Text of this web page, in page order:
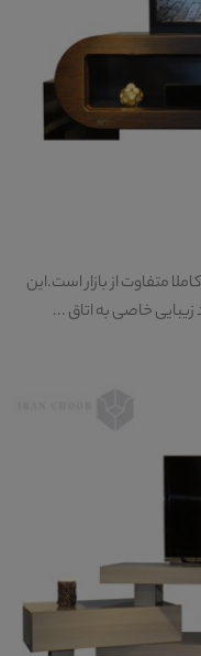
متفاوت از بازار است.این
خاصی به اتاق ...